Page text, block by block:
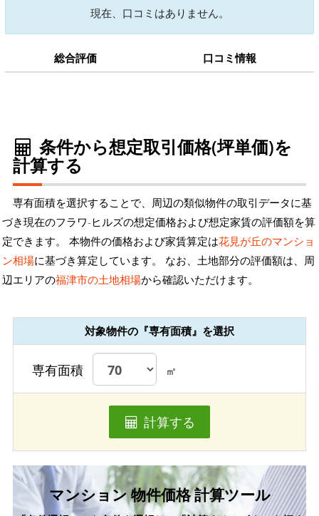
現在、口コミはありません。
総合評価 口コミ情報
条件から想定取引価格(坪単価)を
計算する
専有面積を選択することで、周辺の類似物件の取引データに基
づき現在のフラワ-ヒルズの想定価格および想定家賃の評価額を算
定できます。 本物件の価格および家賃算定は花見が丘のマンショ
ン相場に基づき算定しています。 なお、土地部分の評価額は、周
辺エリアの福津市の土地相場から確認いただけます。
対象物件の『専有面積』を選択
専有面積 ㎡
計算する
マンション 物件価格 計算ツール